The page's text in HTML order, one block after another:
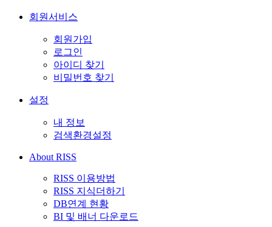
회원서비스
회원가입
로그인
아이디 찾기
비밀번호 찾기
설정
내 정보
검색환경설정
About RISS
RISS 이용방법
RISS 지식더하기
DB연계 현황
BI 및 배너 다운로드